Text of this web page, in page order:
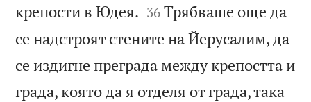
крепости в Юдея. 

36 Трябваше още да
се надстроят стените на Йерусалим, да
се издигне преграда между крепостта и
града, която да я отделя от града, така